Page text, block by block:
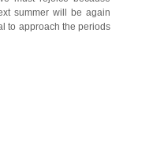
summer will be again
to approach the periods